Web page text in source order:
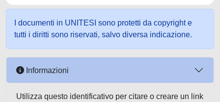
I documenti in UNITESI sono protetti da copyright e
tutti i diritti sono riservati, salvo diversa indicazione.
Informazioni
Utilizza questo identificativo per citare o creare un link